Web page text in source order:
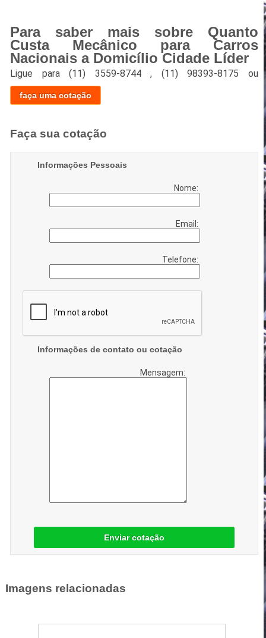
Para saber mais sobre Quanto
Custa Mecânico para Carros
Nacionais a Domicílio Cidade Líder
Ligue para(11) 3559-8744 , (11) 98393-8175 ou
faça uma cotação
Faça sua cotação
Informações Pessoais
Nome:
Email:
Telefone:
Informações de contato ou cotação
Mensagem:
Enviar cotação
Imagens relacionadas